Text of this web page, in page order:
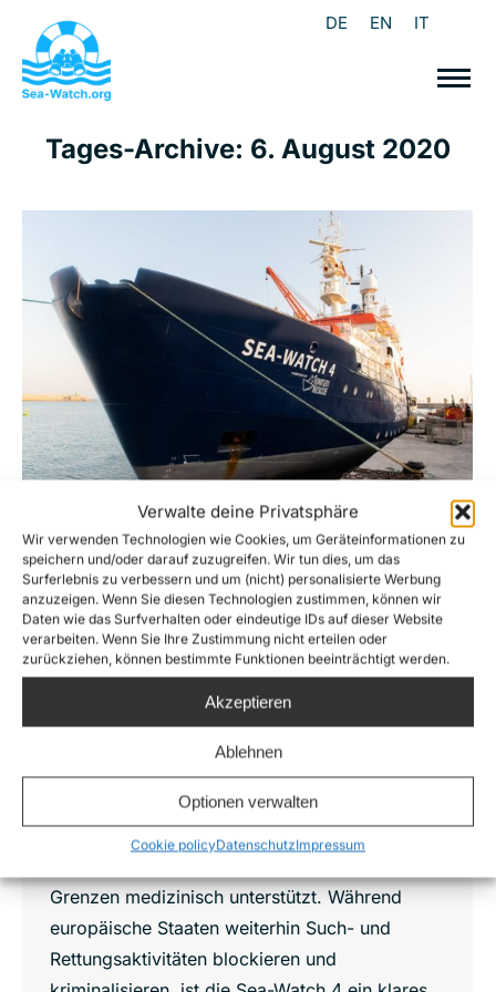
Verwalte deine Privatsphäre
Wir verwenden Technologien wie Cookies, um Geräteinformationen zu
speichern und/oder darauf zuzugreifen. Wir tun dies, um das
Surferlebnis zu verbessern und um (nicht) personalisierte Werbung
anzuzeigen. Wenn Sie diesen Technologien zustimmen, können wir
Daten wie das Surfverhalten oder eindeutige IDs auf dieser Website
verarbeiten. Wenn Sie Ihre Zustimmung nicht erteilen oder
zurückziehen, können bestimmte Funktionen beeinträchtigt werden.
Akzeptieren
Ablehnen
Optionen verwalten
Cookie policyDatenschutzImpressum
DE EN IT
Tages-Archive: 6. August 2020
Sea-Watch, Ärzte ohne Grenzen und
United4Rescue retten gemeinsam Leben
auf dem Mittelmeer – erster
Rettungseinsatz startet im August
News, Press releases,Sea-Watch 4,United 4 Rescue
Oliver Kulikowski
Das vom Bündnis United4Rescue zur
Verfügung gestellte Rettungsschiff Sea-Watch
4 wird in Kürze zu seinem ersten
Rettungseinsatz im Mittelmeer aufbrechen. Der
Einsatz wird von der Organisation Sea-Watch
Grenzen medizinisch unterstützt. Während
europäische Staaten weiterhin Such- und
Rettungsaktivitäten blockieren und